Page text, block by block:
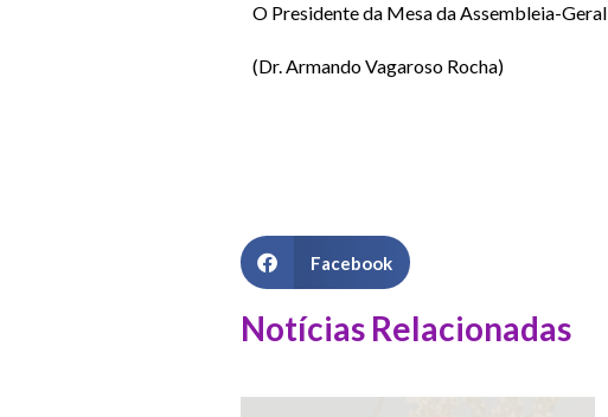
O Presidente da Mesa da Assembleia-Geral
(Dr. Armando Vagaroso Rocha)
Facebook
Notícias Relacionadas